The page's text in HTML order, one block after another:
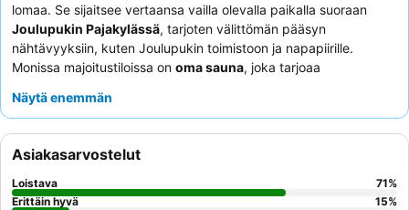
lomaa. Se sijaitsee vertaansa vailla olevalla paikalla suoraan
Joulupukin Pajakylässä, tarjoten välittömän pääsyn
nähtävyyksiin, kuten Joulupukin toimistoon ja napapiirille.
Monissa majoitustiloissa on oma sauna, joka tarjoaa
kehuvat jatkuvasti
kokemuksen saamiseksi harkitse mökin varaamista
saunallauppoutuaksesi täysin lappilaiseen tunnelmaan.
Näytä enemmän
Asiakasarvostelut
Loistava 71%
Erittäin hyvä
15%